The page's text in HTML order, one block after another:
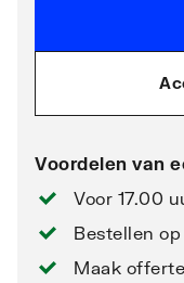
Voordelen van
Voor 17.00
Bestellen
Maak